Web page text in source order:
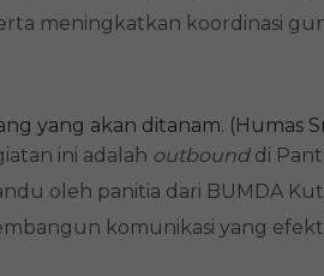
meningkatkan koordinasi
yang akan ditanam. (Humas
ini adalah outbounddi
oleh panitia dari BUMDA
komunikasi yang